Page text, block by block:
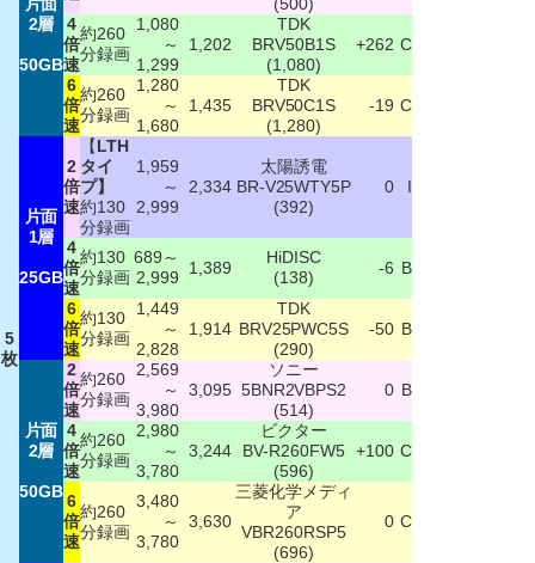
2層
50GB
4
倍
速
約260
分録画
1,080
～
1,299
1,202
TDK
BRV50B1S
(1,080)
+262 C
6
倍
速
約260
分録画
1,280
～
1,680
1,435
TDK
BRV50C1S
(1,280)
-19 C
5
枚
片面
1層
25GB
2
倍
速
【LTH
タイ
プ】
約130
分録画
1,959
～
2,999
2,334
太陽誘電
BR-V25WTY5P
(392)
0 I
4
倍
速
約130
分録画
689～
2,999
1,389
HiDISC
(138)
-6 B
6
倍
速
約130
分録画
1,449
～
2,828
1,914
TDK
BRV25PWC5S
(290)
-50 B
片面
2層
50GB
2
倍
速
約260
分録画
2,569
～
3,980
3,095
ソニー
5BNR2VBPS2
(514)
0 B
4
倍
速
約260
分録画
2,980
～
3,780
3,244
ビクター
BV-R260FW5
(596)
+100 C
6
倍
速
約260
分録画
3,480
～
3,780
3,630
三菱化学メディ
ア
VBR260RSP5
(696)
0 C